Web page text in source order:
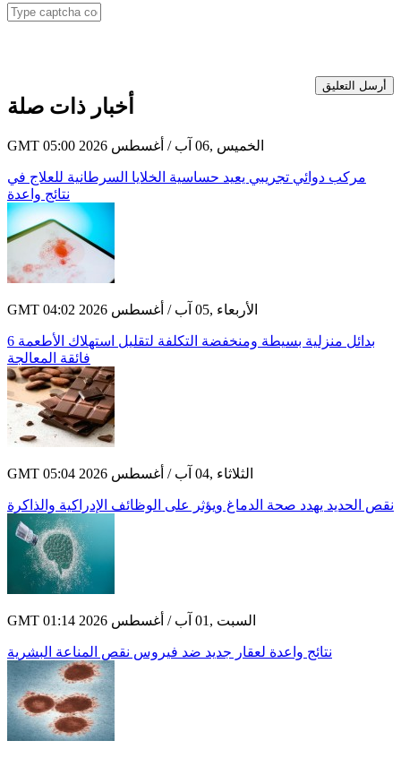
أرسل التعليق
أخبار ذات صلة
GMT 05:00 2026 الخميس ,06 آب / أغسطس
مركب دوائي تجريبي يعيد حساسية الخلايا السرطانية للعلاج في
نتائج واعدة
GMT 04:02 2026 الأربعاء ,05 آب / أغسطس
6 بدائل منزلية بسيطة ومنخفضة التكلفة لتقليل استهلاك الأطعمة
فائقة المعالجة
GMT 05:04 2026 الثلاثاء ,04 آب / أغسطس
نقص الحديد يهدد صحة الدماغ ويؤثر على الوظائف الإدراكية والذاكرة
GMT 01:14 2026 السبت ,01 آب / أغسطس
نتائج واعدة لعقار جديد ضد فيروس نقص المناعة البشرية